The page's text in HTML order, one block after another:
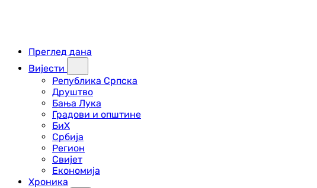
Преглед дана
Вијести
Република Српска
Друштво
Бања Лука
Градови и општине
БиХ
Србија
Регион
Свијет
Економија
Хроника